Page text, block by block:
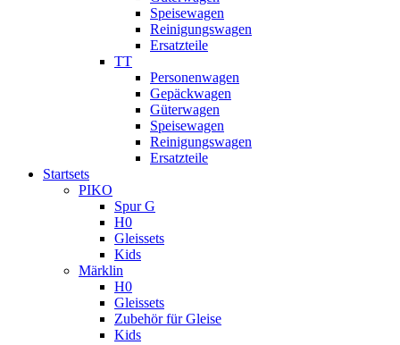
Speisewagen
Reinigungswagen
Ersatzteile
TT
Personenwagen
Gepäckwagen
Güterwagen
Speisewagen
Reinigungswagen
Ersatzteile
Startsets
PIKO
Spur G
H0
Gleissets
Kids
Märklin
H0
Gleissets
Zubehör für Gleise
Kids